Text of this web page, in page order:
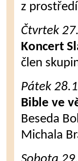
z
Čtvrtek
Koncert
člen
Pátek
Bible ve
Beseda
Michala